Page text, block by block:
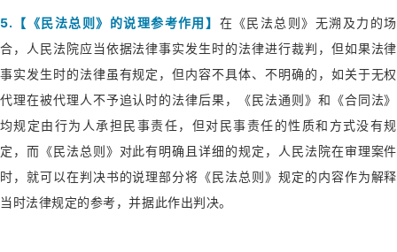
5.【《民法总则》的说理参考作用】 在《民法总则》无溯及力的场
合，人民法院应当依据法律事实发生时的法律进行裁判，但如果法律
事实发生时的法律虽有规定，但内容不具体、不明确的，如关于无权
代理在被代理人不予追认时的法律后果，《民法通则》和《合同法》
均规定由行为人承担民事责任，但对民事责任的性质和方式没有规
定，而《民法总则》对此有明确且详细的规定，人民法院在审理案件
时，就可以在判决书的说理部分将《民法总则》规定的内容作为解释
当时法律规定的参考，并据此作出判决。